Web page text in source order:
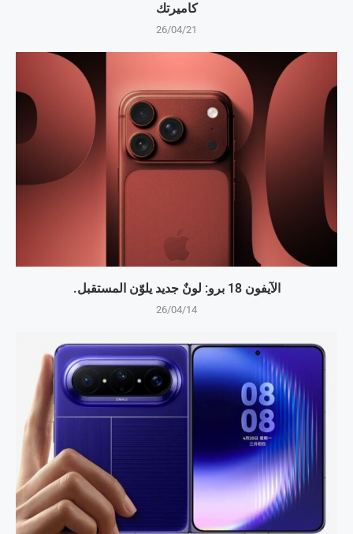
كاميرتك
26/04/21
الآيفون 18 برو: لونٌ جديد يلوّن المستقبل.
26/04/14